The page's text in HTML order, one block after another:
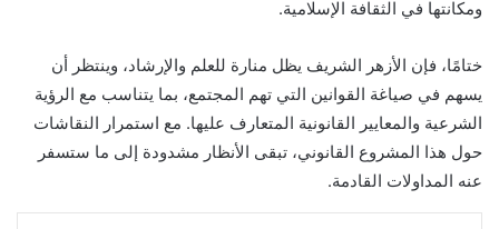
ومكانتها في الثقافة الإسلامية.
ختامًا، فإن الأزهر الشريف يظل منارة للعلم والإرشاد، وينتظر أن
يسهم في صياغة القوانين التي تهم المجتمع، بما يتناسب مع الرؤية
الشرعية والمعايير القانونية المتعارف عليها. مع استمرار النقاشات
حول هذا المشروع القانوني، تبقى الأنظار مشدودة إلى ما ستسفر
عنه المداولات القادمة.